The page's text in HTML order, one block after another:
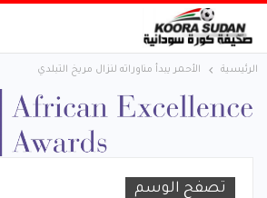
الرئيسية الأحمر يبدأ مناوراته لنزال مريخ التبلدي
تصفح الوسم